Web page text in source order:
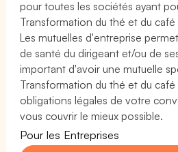
pour toutes les sociétés ayant
Transformation du thé et du café
Les mutuelles d'entreprise
de santé du dirigeant et/ou de
important d'avoir une mutuelle
Transformation du thé et du
obligations légales de votre
vous couvrir le mieux possible.
Pour les Entreprises